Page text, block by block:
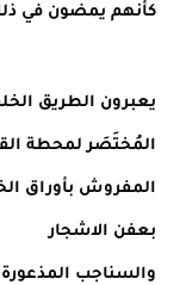
كأنهم يمضون في ذلك
يعبرون الطريق
المُختَصَر لمحطة
المفروش بأوراق
بعفن الاشجار
والسناجب